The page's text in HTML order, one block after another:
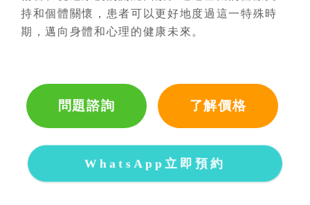
持和個體關懷，患者可以更好地度過這一特殊時
期，邁向身體和心理的健康未來。
問題諮詢 了解價格
WhatsApp立即預約